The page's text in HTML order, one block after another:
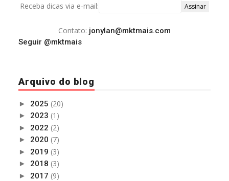
Receba dicas via e-mail:
Contato: jonylan@mktmais.com
Seguir @mktmais
Arquivo do blog
► 2025 (20)
► 2023 (1)
► 2022 (2)
► 2020 (7)
► 2019 (3)
► 2018 (3)
► 2017 (9)